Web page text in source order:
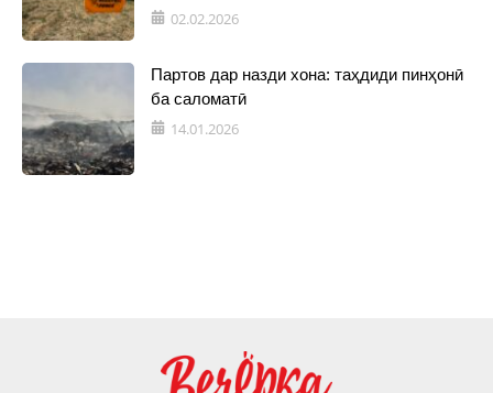
02.02.2026
Партов дар назди хона: таҳдиди пинҳонӣ
ба саломатӣ
14.01.2026